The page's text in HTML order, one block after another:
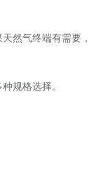
然气终端有需要，
规格选择。